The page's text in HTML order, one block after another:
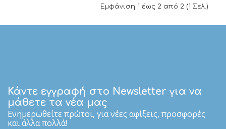
Εμφάνιση 1 έως 2 από 2 (1 Σελ.)
Κάντε εγγραφή στο Newsletter για να
μάθετε τα νέα μας
Eνημερωθείτε πρώτοι, για νέες αφίξεις, προσφορές
και άλλα πολλά!